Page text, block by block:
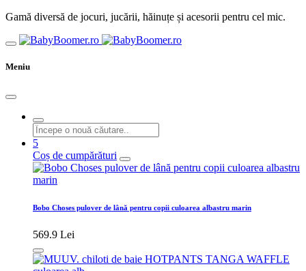
Gamă diversă de jocuri, jucării, hăinuțe și acesorii pentru cel mic.
Meniu
5
Coș de cumpărături
Bobo Choses pulover de lână pentru copii culoarea albastru marin
569.9 Lei